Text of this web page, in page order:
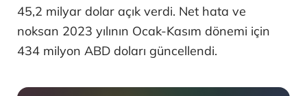
45,2 milyar dolar açık verdi. Net hata ve
noksan 2023 yılının Ocak-Kasım dönemi için
434 milyon ABD doları güncellendi.